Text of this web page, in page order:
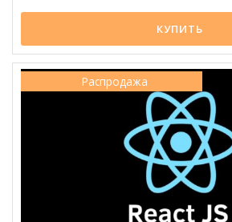
КУПИТЬ
Распродажа